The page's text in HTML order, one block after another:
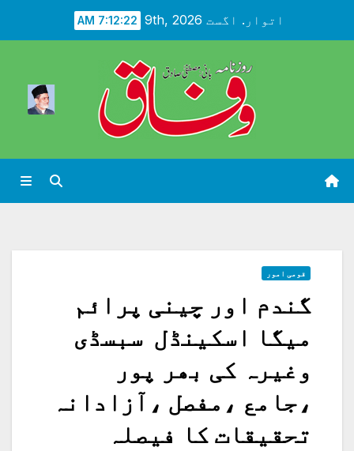
اتوار. اگست 9th, 2026 7:12:24 AM
قومی امور
گندم اور چینی پرائم
میگا اسکینڈل سبسڈی
وغیرہ کی بھر پور
،جامع ،مفصل ،آزادانہ
تحقیقات کا فیصلہ